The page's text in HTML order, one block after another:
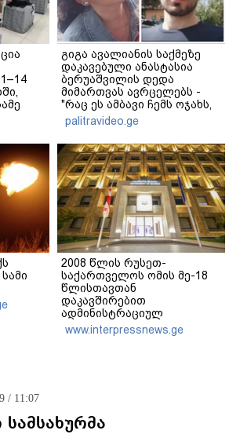
გიგა ავალიანის საქმეზე
დაკავებული ანასტასია
ბერუაშვილის დედა
მიმართვას ავრცელებს -
"რაც ეს ამბავი ჩემს ოჯახს,
ჩემს ანასტასიას გადახდა
თავს, მის მერე მე მე არ
ვარ"
palitravideo.ge
2008 წლის რუსეთ-
საქართველოს ომის მე-18
წლისთავთან
დაკავშირებით
ადმინისტრაციულ
შენობებზე სახელმწიფო
დროშები დაეშვა
www.interpressnews.ge
/ 11:07
სამსახურმა